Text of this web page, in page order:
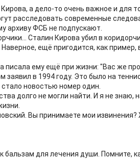
а дело-то очень важное и для
расследовать современные
архиву ФСБ не подпускают.
Сталин Кирова убил в
ещё пригодится, как пример,
писала ему ещё при жизни: "Вас же
заявил в 1994 году. Это было на
новостью номер один.
долго не могли найти. И я не знаю,
Вы принимаете мои
бальзам для лечения души. Помните,